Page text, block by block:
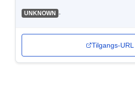
UNKNOWN -
Tilgangs-URL